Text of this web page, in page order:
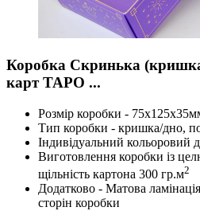
Коробка Скринька
карт ТАРО ...
Розмір коробки -
Тип коробки - кришка/дно,
Індивідуальний кольоровий
Виготовлення коробки із
щільність картона 300 гр.м2
Додатково - Матова
сторін коробки